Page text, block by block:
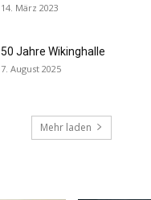
14. März 2023
50 Jahre Wikinghalle
7. August 2025
Mehr laden